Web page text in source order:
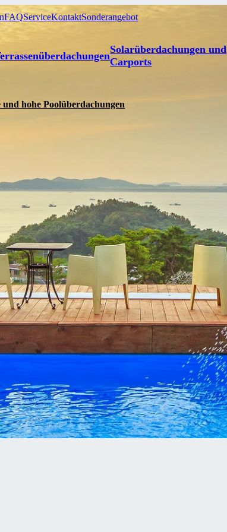
FAQServiceKontaktSonderangebot
Solarüberdachungen und
Carports
hohe Poolüberdachungen